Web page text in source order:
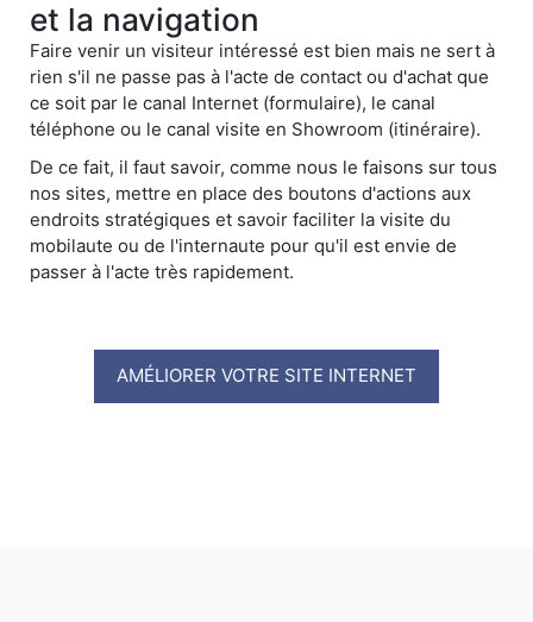
et la navigation
Faire venir un visiteur intéressé est bien mais ne sert à
rien s'il ne passe pas à l'acte de contact ou d'achat que
ce soit par le canal Internet (formulaire), le canal
téléphone ou le canal visite en Showroom (itinéraire).
De ce fait, il faut savoir, comme nous le faisons sur tous
nos sites, mettre en place des boutons d'actions aux
endroits stratégiques et savoir faciliter la visite du
mobilaute ou de l'internaute pour qu'il est envie de
passer à l'acte très rapidement.
AMÉLIORER VOTRE SITE INTERNET